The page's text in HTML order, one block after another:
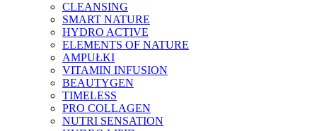
CLEANSING
SMART NATURE
HYDRO ACTIVE
ELEMENTS OF NATURE
AMPUŁKI
VITAMIN INFUSION
BEAUTYGEN
TIMELESS
PRO COLLAGEN
NUTRI SENSATION